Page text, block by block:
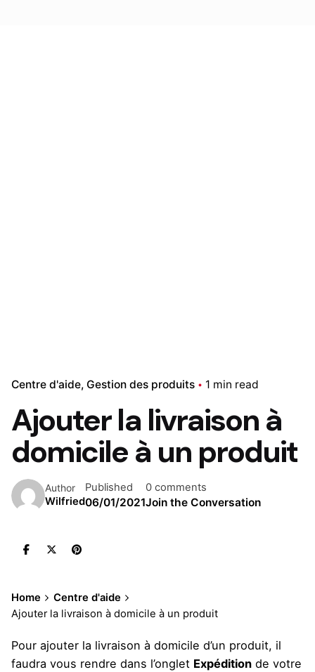
Centre d'aide Gestion des produits 1 min read
Ajouter la livraison à
domicile à un produit
Author
Wilfried
Published
06/01/2021
0 comments
Join the Conversation
Home
Centre d'aide
Ajouter la livraison à domicile à un produit
Pour ajouter la livraison à domicile d’un produit, il
faudra vous rendre dans l’onglet Expédition de votre